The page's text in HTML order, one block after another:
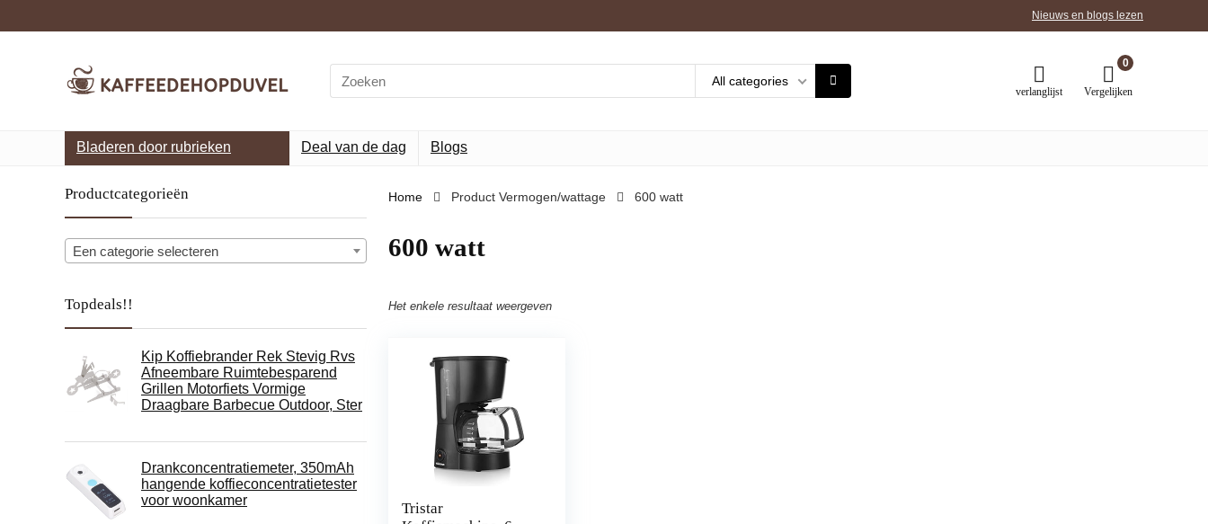
Nieuws en blogs lezen
Search
for:
All categories
verlanglijst
0
Vergelijken
Bladeren door rubrieken Deal van de dag Blogs
Productcategorieën
Een categorie selecteren
Topdeals!!
Kip Koffiebrander Rek Stevig Rvs
Afneembare Ruimtebesparend
Grillen Motorfiets Vormige
Draagbare Barbecue Outdoor, Ster
Drankconcentratiemeter, 350mAh
hangende koffieconcentratietester
voor woonkamer
Home Product Vermogen/wattage ‎600 watt
‎600 watt
Het enkele resultaat weergeven
Tristar